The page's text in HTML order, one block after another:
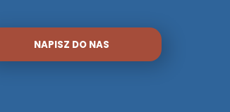
NAPISZ DO NAS